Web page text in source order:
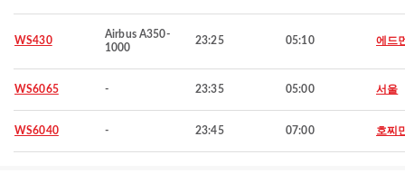
WS430
Airbus A350-
1000
23:25 05:10 에드
WS6065 - 23:35 05:00 서울
WS6040 - 23:45 07:00 호찌